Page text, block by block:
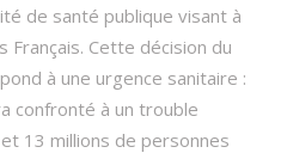
de santé publique visant à
Français. Cette décision du
à une urgence sanitaire :
confronté à un trouble
13 millions de personnes